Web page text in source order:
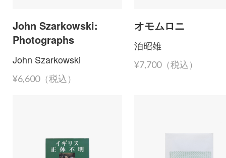
John Szarkowski:
Photographs
John Szarkowski
¥6,600（税込）
オモムロニ
泊昭雄
¥7,700（税込）